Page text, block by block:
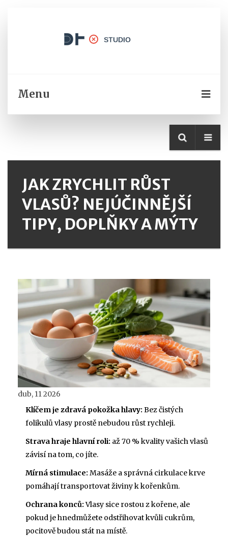
Menu
JAK ZRYCHLIT RŮST
VLASŮ? NEJÚČINNĚJŠÍ
TIPY, DOPLŇKY A MÝTY
dub, 11 2026
Klíčem je zdravá pokožka hlavy: Bez čistých
folikulů vlasy prostě nebudou růst rychleji.
Strava hraje hlavní roli: až 70 % kvality vašich vlasů
závisí na tom, co jíte.
Mírná stimulace: Masáže a správná cirkulace krve
pomáhají transportovat živiny k kořenkům.
Ochrana konců:Vlasy sice rostou z kořene, ale
pokud je hnedmůžete odstřihovat kvůli cukrům,
pocitově budou stát na místě.